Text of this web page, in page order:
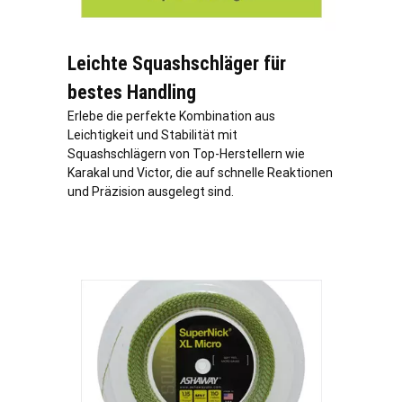
Leichte Squashschläger für
bestes Handling
Erlebe die perfekte Kombination aus
Leichtigkeit und Stabilität mit
Squashschlägern von Top-Herstellern wie
Karakal und Victor, die auf schnelle Reaktionen
und Präzision ausgelegt sind.